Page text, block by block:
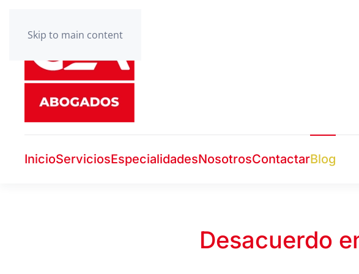
Skip to main content
InicioServiciosEspecialidadesNosotrosContactarBlog
Desacuerdo